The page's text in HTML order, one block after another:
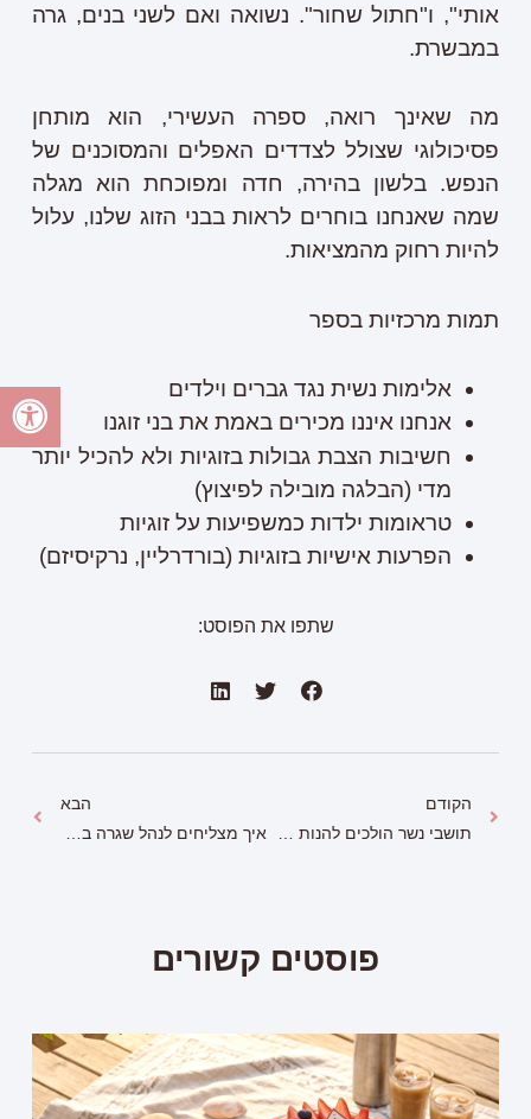
אותי", ו"חתול שחור". נשואה ואם לשני בנים, גרה
במבשרת.
מה שאינך רואה, ספרה העשירי, הוא מותחן
פסיכולוגי שצולל לצדדים האפלים והמסוכנים של
הנפש. בלשון בהירה, חדה ומפוכחת הוא מגלה
שמה שאנחנו בוחרים לראות בבני הזוג שלנו, עלול
להיות רחוק מהמציאות.
תמות מרכזיות בספר
אלימות נשית נגד גברים וילדים
אנחנו איננו מכירים באמת את בני זוגנו
חשיבות הצבת גבולות בזוגיות ולא להכיל יותר
מדי (הבלגה מובילה לפיצוץ)
טראומות ילדות כמשפיעות על זוגיות
הפרעות אישיות בזוגיות (בורדרליין, נרקיסיזם)
שתפו את הפוסט:
הקודם הבא
פוסטים קשורים